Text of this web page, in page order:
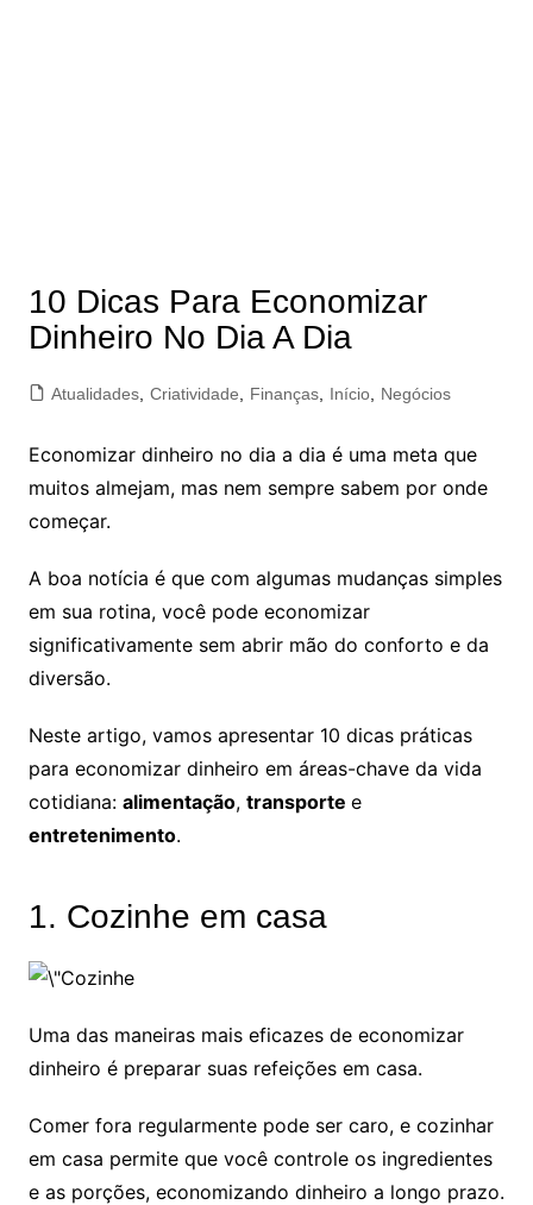
10 Dicas Para Economizar
Dinheiro No Dia A Dia
Atualidades, Criatividade Finanças, Início, Negócios
Economizar dinheiro no dia a dia é uma meta que
muitos almejam, mas nem sempre sabem por onde
começar.
A boa notícia é que com algumas mudanças simples
em sua rotina, você pode economizar
significativamente sem abrir mão do conforto e da
diversão.
Neste artigo, vamos apresentar 10 dicas práticas
para economizar dinheiro em áreas-chave da vida
cotidiana: alimentação, transporte e
entretenimento.
1. Cozinhe em casa
Uma das maneiras mais eficazes de economizar
dinheiro é preparar suas refeições em casa.
Comer fora regularmente pode ser caro, e cozinhar
em casa permite que você controle os ingredientes
e as porções, economizando dinheiro a longo prazo.